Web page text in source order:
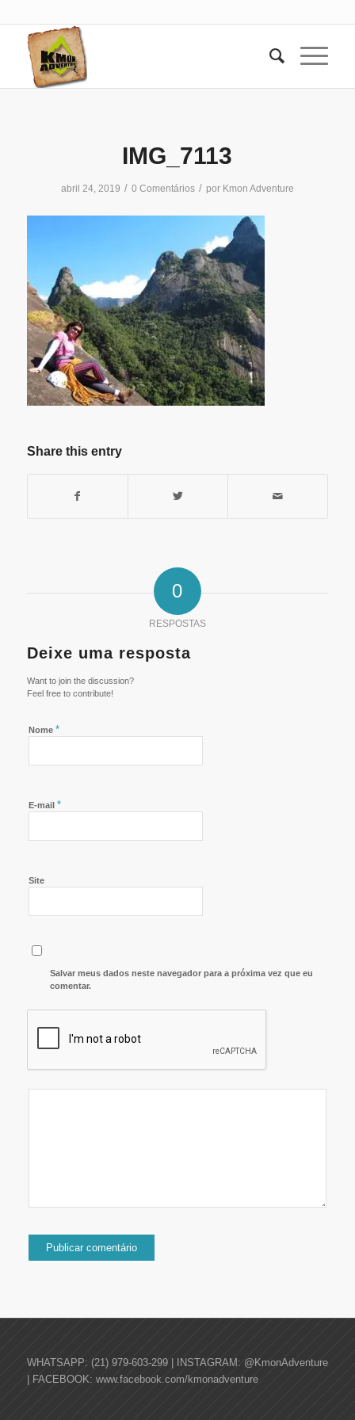
IMG_7113
abril 24, 2019 / 0 Comentários / por Kmon Adventure
Share this entry
0
RESPOSTAS
Deixe uma resposta
Want to join the discussion?
Feel free to contribute!
Nome *
E-mail *
Site
Salvar meus dados neste navegador para a próxima vez que eu
comentar.
WHATSAPP: (21) 979-603-299 | INSTAGRAM: @KmonAdventure
| FACEBOOK: www.facebook.com/kmonadventure